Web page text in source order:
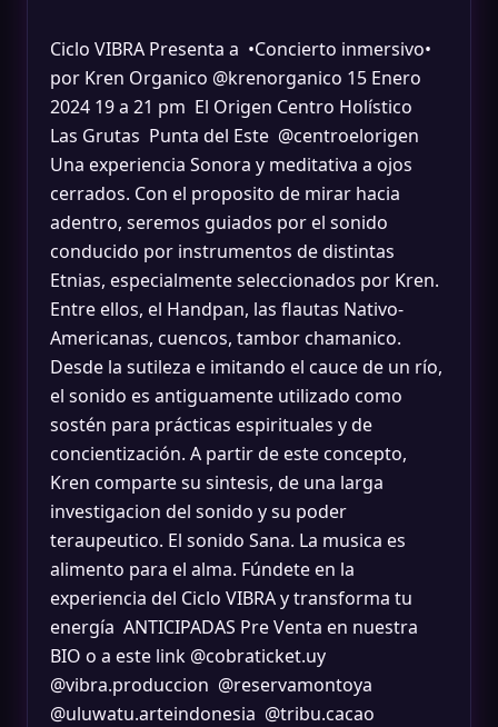
Ciclo VIBRA Presenta a •Concierto inmersivo•
por Kren Organico @krenorganico 15 Enero
2024 19 a 21 pm El Origen Centro Holístico
Las Grutas Punta del Este @centroelorigen
Una experiencia Sonora y meditativa a ojos
cerrados. Con el proposito de mirar hacia
adentro, seremos guiados por el sonido
conducido por instrumentos de distintas
Etnias, especialmente seleccionados por Kren.
Entre ellos, el Handpan, las flautas Nativo-
Americanas, cuencos, tambor chamanico.
Desde la sutileza e imitando el cauce de un río,
el sonido es antiguamente utilizado como
sostén para prácticas espirituales y de
concientización. A partir de este concepto,
Kren comparte su sintesis, de una larga
investigacion del sonido y su poder
teraupeutico. El sonido Sana. La musica es
alimento para el alma. Fúndete en la
experiencia del Ciclo VIBRA y transforma tu
energía ANTICIPADAS Pre Venta en nuestra
BIO o a este link @cobraticket.uy
@vibra.produccion @reservamontoya
@uluwatu.arteindonesia @tribu.cacao